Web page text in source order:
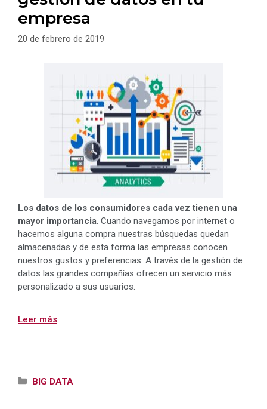
empresa
20 de febrero de 2019
Los datos de los consumidores cada vez tienen una
mayor importancia. Cuando navegamos por internet o
hacemos alguna compra nuestras búsquedas quedan
almacenadas y de esta forma las empresas conocen
nuestros gustos y preferencias. A través de la gestión de
datos las grandes compañías ofrecen un servicio más
personalizado a sus usuarios.
Leer más
Categorías
BIG DATA